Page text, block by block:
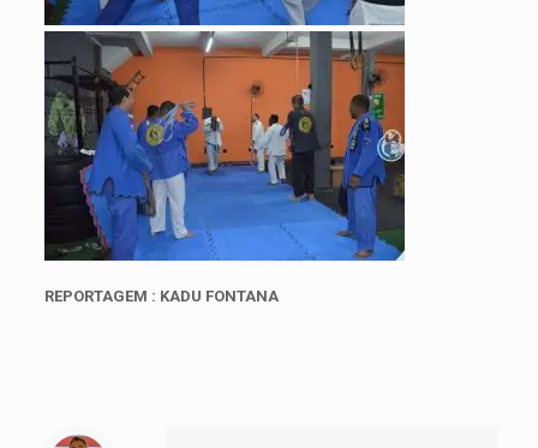
REPORTAGEM : KADU FONTANA